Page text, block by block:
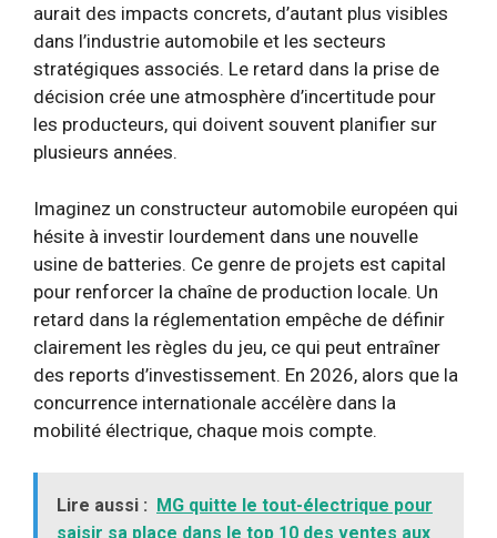
aurait des impacts concrets, d’autant plus visibles
dans l’industrie automobile et les secteurs
stratégiques associés. Le retard dans la prise de
décision crée une atmosphère d’incertitude pour
les producteurs, qui doivent souvent planifier sur
plusieurs années.
Imaginez un constructeur automobile européen qui
hésite à investir lourdement dans une nouvelle
usine de batteries. Ce genre de projets est capital
pour renforcer la chaîne de production locale. Un
retard dans la réglementation empêche de définir
clairement les règles du jeu, ce qui peut entraîner
des reports d’investissement. En 2026, alors que la
concurrence internationale accélère dans la
mobilité électrique, chaque mois compte.
Lire aussi : MG quitte le tout-électrique pour
saisir sa place dans le top 10 des ventes aux